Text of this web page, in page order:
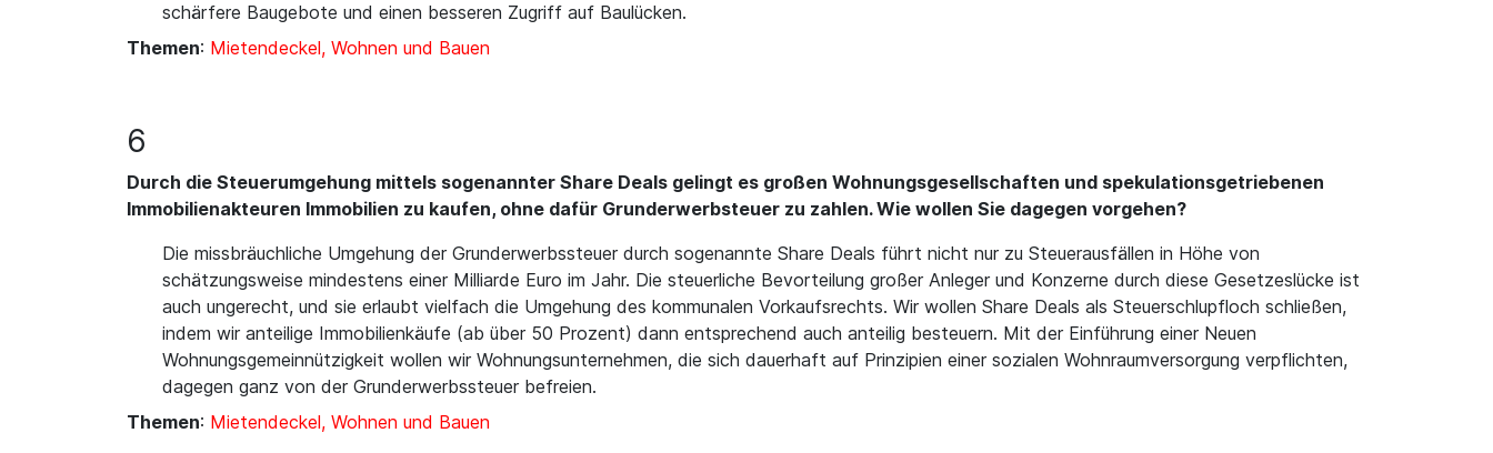
schärfere Baugebote und einen besseren Zugriff auf Baulücken.
Themen: Mietendeckel, Wohnen und Bauen
6
Durch die Steuerumgehung mittels sogenannter Share Deals gelingt es großen Wohnungsgesellschaften und spekulationsgetriebenen
Immobilienakteuren Immobilien zu kaufen, ohne dafür Grunderwerbsteuer zu zahlen. Wie wollen Sie dagegen vorgehen?
Die missbräuchliche Umgehung der Grunderwerbssteuer durch sogenannte Share Deals führt nicht nur zu Steuerausfällen in Höhe von
schätzungsweise mindestens einer Milliarde Euro im Jahr. Die steuerliche Bevorteilung großer Anleger und Konzerne durch diese Gesetzeslücke ist
auch ungerecht, und sie erlaubt vielfach die Umgehung des kommunalen Vorkaufsrechts. Wir wollen Share Deals als Steuerschlupfloch schließen,
indem wir anteilige Immobilienkäufe (ab über 50 Prozent) dann entsprechend auch anteilig besteuern. Mit der Einführung einer Neuen
Wohnungsgemeinnützigkeit wollen wir Wohnungsunternehmen, die sich dauerhaft auf Prinzipien einer sozialen Wohnraumversorgung verpflichten,
dagegen ganz von der Grunderwerbssteuer befreien.
Themen: Mietendeckel, Wohnen und Bauen